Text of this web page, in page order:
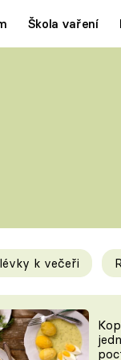
Škola vaření
Tipy a
KAM ZA
k večeři